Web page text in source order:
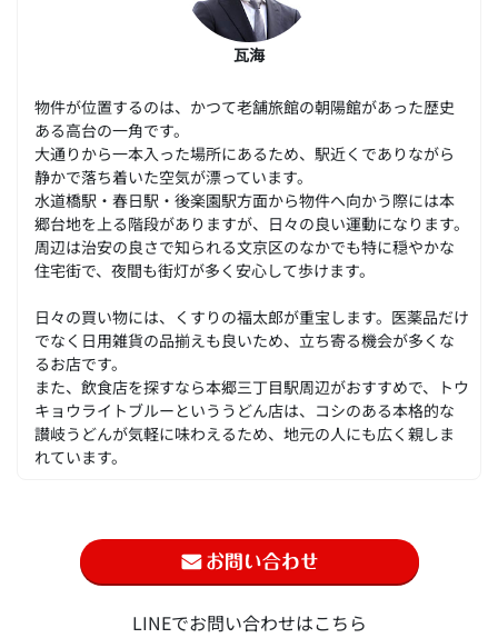
瓦海
物件が位置するのは、かつて老舗旅館の朝陽館があった歴史
ある高台の一角です。
大通りから一本入った場所にあるため、駅近くでありながら
静かで落ち着いた空気が漂っています。
水道橋駅・春日駅・後楽園駅方面から物件へ向かう際には本
郷台地を上る階段がありますが、日々の良い運動になります。
周辺は治安の良さで知られる文京区のなかでも特に穏やかな
住宅街で、夜間も街灯が多く安心して歩けます。
日々の買い物には、くすりの福太郎が重宝します。医薬品だけ
でなく日用雑貨の品揃えも良いため、立ち寄る機会が多くな
るお店です。
また、飲食店を探すなら本郷三丁目駅周辺がおすすめで、トウ
キョウライトブルーといううどん店は、コシのある本格的な
讃岐うどんが気軽に味わえるため、地元の人にも広く親しま
れています。
LINEでお問い合わせはこちら